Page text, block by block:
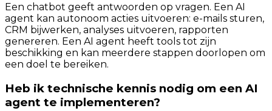
Een chatbot geeft antwoorden op vragen. Een AI
agent kan autonoom acties uitvoeren: e-mails sturen,
CRM bijwerken, analyses uitvoeren, rapporten
genereren. Een AI agent heeft tools tot zijn
beschikking en kan meerdere stappen doorlopen om
een doel te bereiken.
Heb ik technische kennis nodig om een AI
agent te implementeren?